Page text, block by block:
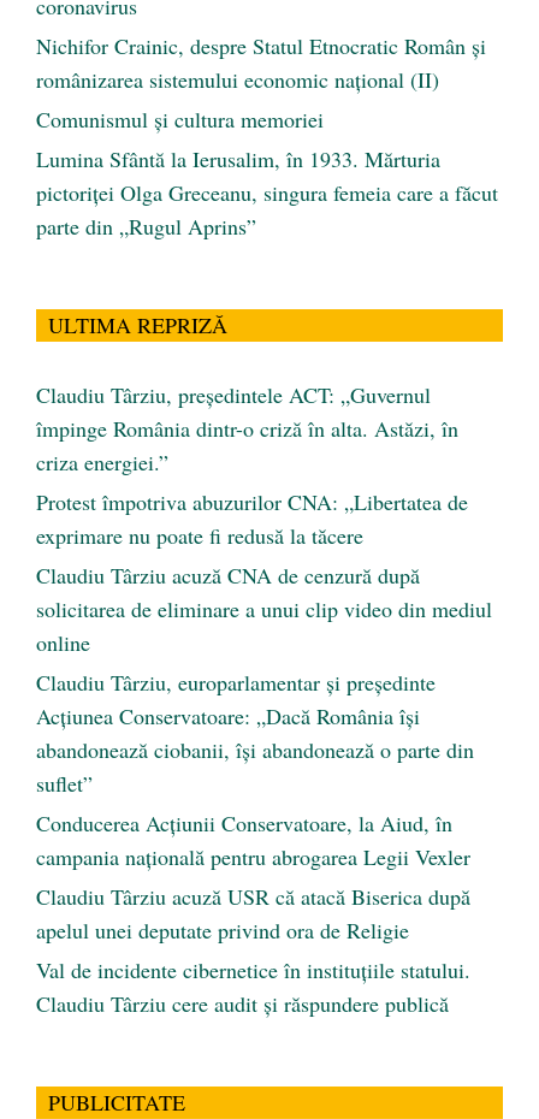
coronavirus
Nichifor Crainic, despre Statul Etnocratic Român şi
românizarea sistemului economic naţional (II)
Comunismul şi cultura memoriei
Lumina Sfântă la Ierusalim, în 1933. Mărturia
pictoriței Olga Greceanu, singura femeia care a făcut
parte din „Rugul Aprins”
ULTIMA REPRIZĂ
Claudiu Târziu, președintele ACT: „Guvernul
împinge România dintr-o criză în alta. Astăzi, în
criza energiei.”
Protest împotriva abuzurilor CNA: „Libertatea de
exprimare nu poate fi redusă la tăcere
Claudiu Târziu acuză CNA de cenzură după
solicitarea de eliminare a unui clip video din mediul
online
Claudiu Târziu, europarlamentar și președinte
Acțiunea Conservatoare: „Dacă România își
abandonează ciobanii, își abandonează o parte din
suflet”
Conducerea Acțiunii Conservatoare, la Aiud, în
campania națională pentru abrogarea Legii Vexler
Claudiu Târziu acuză USR că atacă Biserica după
apelul unei deputate privind ora de Religie
Val de incidente cibernetice în instituțiile statului.
Claudiu Târziu cere audit și răspundere publică
PUBLICITATE